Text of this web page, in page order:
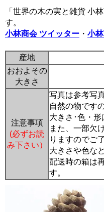
「世界の木の実と雑貨 小
す。
小林商会 ツイッター ・ 小
産地
おおよその
大きさ
注意事項
(必ずお読
み下さい）
写真は参考写
自然の物です
大きさ･色・形
また、一部欠
りますのでご
大きさや色な
配送時の箱は
す。